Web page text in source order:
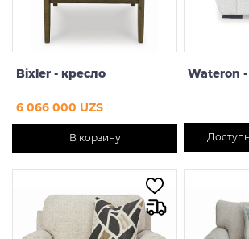
Bixler - кресло
6 066 000 UZS
В корзину
Wateron